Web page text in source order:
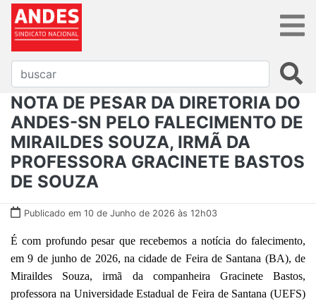
NOTA DE PESAR DA DIRETORIA DO
ANDES-SN PELO FALECIMENTO DE
MIRAILDES SOUZA, IRMÃ DA
PROFESSORA GRACINETE BASTOS
DE SOUZA
Publicado em 10 de Junho de 2026 às 12h03
É com profundo pesar que recebemos a notícia do falecimento,
em 9 de junho de 2026, na cidade de Feira de Santana (BA), de
Miraildes Souza, irmã da companheira Gracinete Bastos,
professora na Universidade Estadual de Feira de Santana (UEFS)